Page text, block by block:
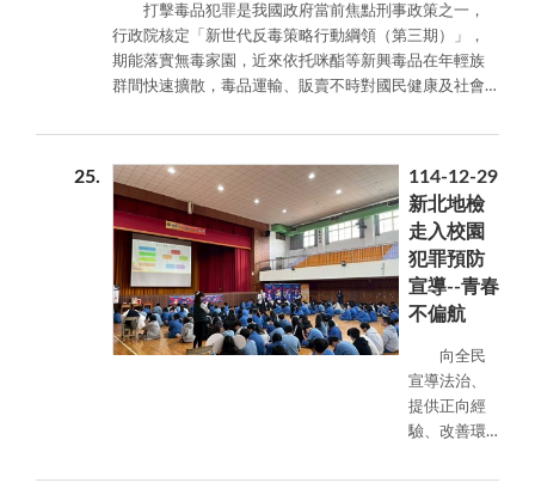
「女性主體意識的啟發」——協助女性當事人從傳統家務
角色或受害者框架中覺醒，重新審視自我需求。同時，
透過覺察心理防衛機制中的「羞恥感」，能幫助當事人
看見掩蓋在衝突下的真實自我，進而轉化為雙方對話的
對話的契機」。如同一道溫煦的光芒，讓雙方當事人在
法律之外，擁有互動與化解衝突的可能。 正義不只有懲
罰一種面貌。「修復式司法」選擇走入內心，讓雙方在
對話中尋找真相與原諒，修補因犯罪而破碎的關係。為
了導引這場柔性革命，本署集結法律、心理與社會工作
等各界菁英擔任「促進者」，透過專業培訓與本署的全
力後援，陪伴當事人走過復原之路。我們致力於推動這
項充滿溫度的制度，讓正義在修復中獲得昇華。
打擊毒品犯罪是我國政府當前焦點刑事政策之一，
行政院核定「新世代反毒策略行動綱領（第三期）」，
期能落實無毒家園，近來依托咪酯等新興毒品在年輕族
群間快速擴散，毒品運輸、販賣不時對國民健康及社會
本署亦持續運用多元管道推動反毒宣導，加強全民認識
毒品危害。 本署主任檢察官賴建如受國防部法律事
務司邀請，前往漢聲電台錄製「國防戰力強」節目進行
反毒教育宣講，藉此向國軍弟兄及社會大眾宣導各種毒
品的樣態、危害及政府最新查緝作為。賴建如主任檢察
官並以其豐富的辦案經驗及近期引發社會關注之案件作
為切入，深入剖析毒品的危害。節目中先後以土城分局
派出所所長遭吸食依托咪酯男子駕車撞擊死亡、苗栗吸
食安非他命男子飛車砍殺2位女童等事件為例，說明毒品
是如何全方面摧毀一個人的健康、思考判斷能力及行為
控制力，並且進一步影響身邊的人甚至公共安全；接
著，檢察官再分享警方偵破毒品運輸案件，發現嫌犯聲
稱係為網戀之「老公」帶禮品回台，不知禮品之內容為
25
114-12-29
新北地檢
走入校園
犯罪預防
宣導--青春
不偏航
向全民
宣導法治、
提供正向經
驗、改善環
罪預防重要